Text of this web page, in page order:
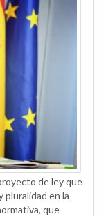
de ley que
pluralidad en la
que